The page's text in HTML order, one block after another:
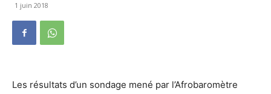
1 juin 2018
Les résultats d’un sondage mené par l’Afrobaromètre